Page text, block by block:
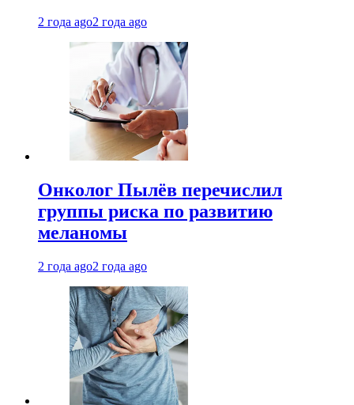
2 года ago2 года ago
Онколог Пылёв перечислил
группы риска по развитию
меланомы
2 года ago2 года ago